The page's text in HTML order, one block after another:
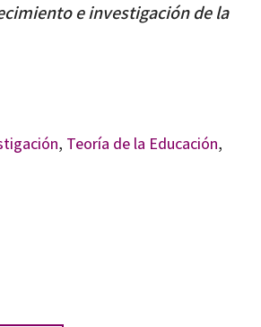
e investigación de la
, Teoría de la Educación,